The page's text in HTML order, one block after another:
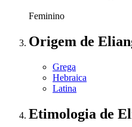
Feminino
Origem de
Grega
Hebraica
Latina
Etimologia de